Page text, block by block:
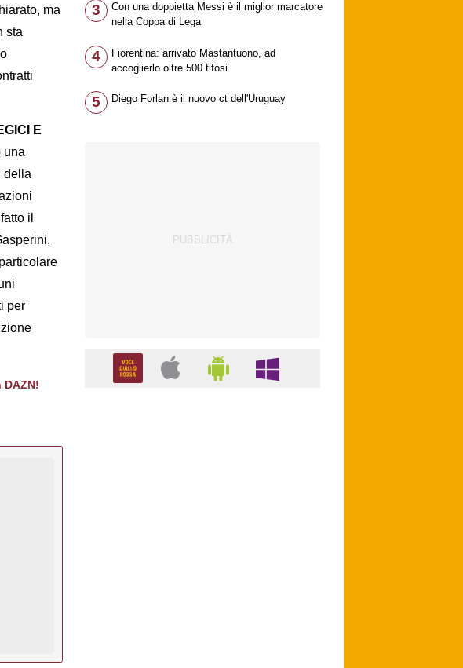
ma
sta
E
una
della
il
per
DAZN!
3
Con una doppietta Messi è il miglior marcatore
nella Coppa di Lega
4
Fiorentina: arrivato Mastantuono, ad
accoglierlo oltre 500 tifosi
5 Diego Forlan è il nuovo ct dell'Uruguay